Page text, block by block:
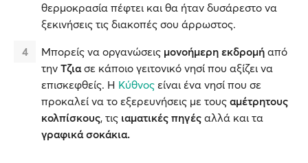
θερμοκρασία πέφτει και θα ήταν δυσάρεστο να
ξεκινήσεις τις διακοπές σου άρρωστος.
Μπορείς να οργανώσεις μονοήμερη εκδρομή από
την Τζιασε κάποιο γειτονικό νησί που αξίζει να
επισκεφθείς. Η Κύθνος είναι ένα νησί που σε
προκαλεί να το εξερευνήσεις με τους αμέτρητους
κολπίσκους, τις ιαματικές πηγές αλλά και τα
γραφικά σοκάκια.